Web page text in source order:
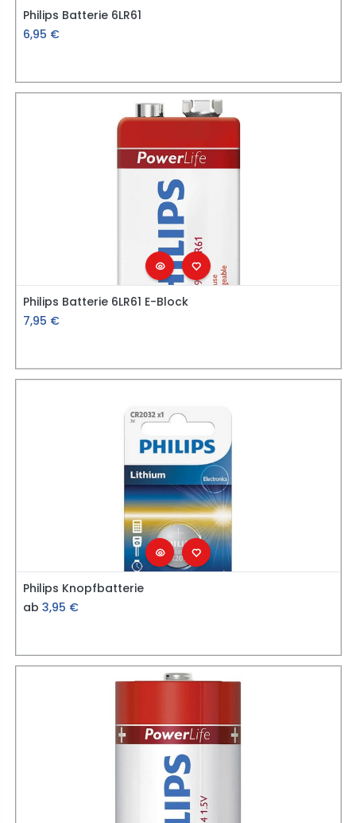
Philips Batterie 6LR61
6,95 €
Philips Batterie 6LR61 E-Block
7,95 €
Philips Knopfbatterie
ab 3,95 €